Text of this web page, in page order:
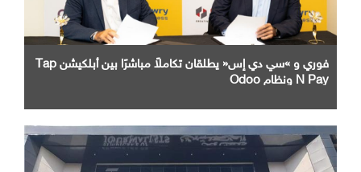
فوري و »سي دي إس« يطلقان تكاملاً مباشرًا بين أبلكيشن Tap
N Pay ونظام Odoo